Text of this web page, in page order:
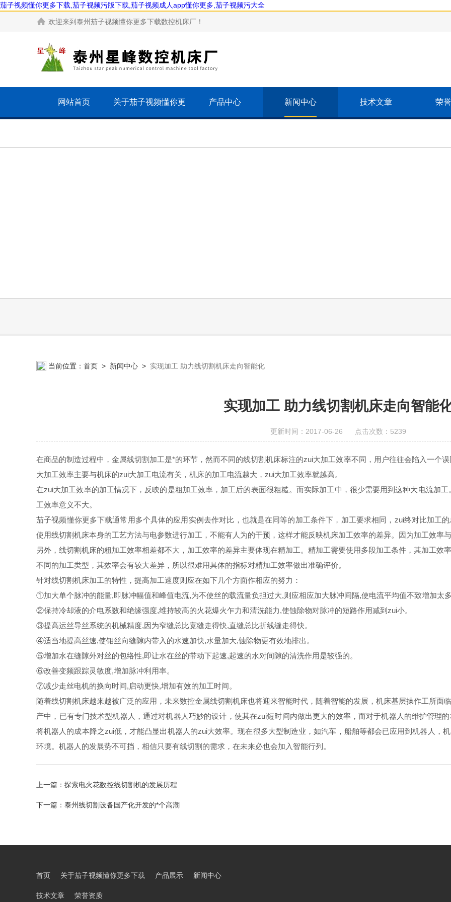
茄子视频懂你更多下载,茄子视频污版下载,茄子视频成人app懂你更多,茄子视频污大全
欢迎来到 泰州茄子视频懂你更多下载数控机床厂 ！
网站首页 关于茄子视频懂你更 产品中心 新闻中心 技术文章 荣
当前位置： 首页 > 新闻中心 > 实现加工 助力线切割机床走向智能化
实现加工 助力线切割机床走向智能
更新时间：2017-06-26 点击次数：5239
在商品的制造过程中，金属线切割加工是*的环节，然而不同的线切割机床标注的zui大加工效率不同，用户往往会陷入一个误区
大加工效率主要与机床的zui大加工电流有关，机床的加工电流越大，zui大加工效率就越高。
在zui大加工效率的加工情况下，反映的是粗加工效率，加工后的表面很粗糙。而实际加工中，很少需要用到这种大电流
工效率意义不大。
茄子视频懂你更多下载通常用多个具体的应用实例去作对比，也就是在同等的加工条件下，加工要求相同，zui终对比加工的
使用线切割机床本身的工艺方法与电参数进行加工，不能有人为的干预，这样才能反映机床加工效率的差异。因为加工效率
另外，线切割机床的粗加工效率相差都不大，加工效率的差异主要体现在精加工。精加工需要使用多段加工条件，其加工效率
不同的加工类型，其效率会有较大差异，所以很难用具体的指标对精加工效率做出准确评价。
针对线切割机床加工的特性，提高加工速度则应在如下几个方面作相应的努力：
①加大单个脉冲的能量,即脉冲幅值和峰值电流,为不使丝的载流量负担过大,则应相应加大脉冲间隔,使电流平均值不致增加太多
②保持冷却液的介电系数和绝缘强度,维持较高的火花爆火乍力和清洗能力,使蚀除物对脉冲的短路作用减到zui小。
③提高运丝导丝系统的机械精度,因为窄缝总比宽缝走得快,直缝总比折线缝走得快。
④适当地提高丝速,使钼丝向缝隙内带入的水速加快,水量加大,蚀除物更有效地排出。
⑤增加水在缝隙外对丝的包络性,即让水在丝的带动下起速,起速的水对间隙的清洗作用是较强的。
⑥改善变频跟踪灵敏度,增加脉冲利用率。
⑦减少走丝电机的换向时间,启动更快,增加有效的加工时间。
随着线切割机床越来越被广泛的应用，未来数控金属线切割机床也将迎来智能时代，随着智能的发展，机床基层操作工所面
产中，已有专门技术型机器人，通过对机器人巧妙的设计，使其在zui短时间内做出更大的效率，而对于机器人的维护管理的
将机器人的成本降之zui低，才能凸显出机器人的zui大效率。现在很多大型制造业，如汽车，船舶等都会已应用到机器人
环境。机器人的发展势不可挡，相信只要有线切割的需求，在未来必也会加入智能行列。
上一篇： 探索电火花数控线切割机的发展历程
下一篇： 泰州线切割设备国产化开发的*个高潮
首页 关于茄子视频懂你更多下载 产品展示 新闻中心
技术文章 荣誉资质